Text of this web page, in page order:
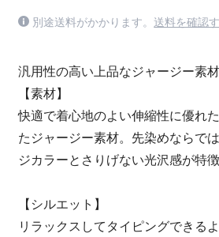
別途送料がかかります。 送料を確認
汎用性の高い上品なジャージー素材
【素材】
快適で着心地のよい伸縮性に優れ
たジャージー素材。先染めならで
ジカラーとさりげない光沢感が特徴
【シルエット】
リラックスしてタイピングできる